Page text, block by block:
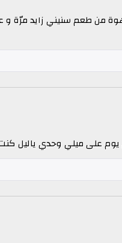
من طعم سنيني زايد مرّة و
على ميلي وحدي ياليل كنت